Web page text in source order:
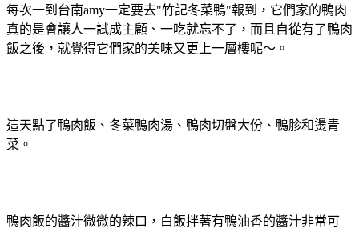
每次一到台南amy一定要去"竹記冬菜鴨"報到，它們家的鴨肉
真的是會讓人一試成主顧、一吃就忘不了，而且自從有了鴨肉
飯之後，就覺得它們家的美味又更上一層樓呢～。
這天點了鴨肉飯、冬菜鴨肉湯、鴨肉切盤大份、鴨胗和燙青
菜。
鴨肉飯的醬汁微微的辣口，白飯拌著有鴨油香的醬汁非常可